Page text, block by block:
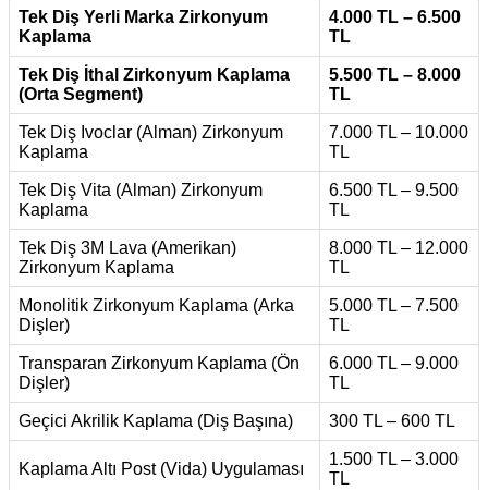
Tek Diş Yerli Marka Zirkonyum
Kaplama
4.000 TL – 6.500
TL
Tek Diş İthal Zirkonyum Kaplama
(Orta Segment)
5.500 TL – 8.000
TL
Tek Diş Ivoclar (Alman) Zirkonyum
Kaplama
7.000 TL – 10.000
TL
Tek Diş Vita (Alman) Zirkonyum
Kaplama
6.500 TL – 9.500
TL
Tek Diş 3M Lava (Amerikan)
Zirkonyum Kaplama
8.000 TL – 12.000
TL
Monolitik Zirkonyum Kaplama (Arka
Dişler)
5.000 TL – 7.500
TL
Transparan Zirkonyum Kaplama (Ön
Dişler)
6.000 TL – 9.000
TL
Geçici Akrilik Kaplama (Diş Başına) 300 TL – 600 TL
Kaplama Altı Post (Vida) Uygulaması
1.500 TL – 3.000
TL